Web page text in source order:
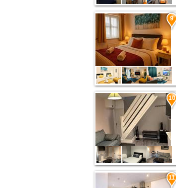
9
10
11